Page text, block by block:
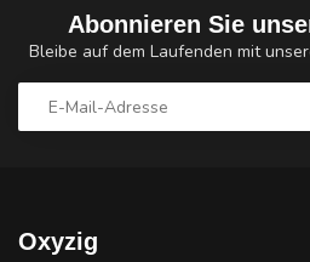
Abonnieren Sie
Bleibe auf dem Laufenden mit
Oxyzig